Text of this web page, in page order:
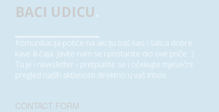
BACI UDICU
Komunikacija potiče na akciju baš kao i šalica dobre
kave ili čaja. Javite nam se i postanite dio ove priče. :)
Tu je i newsletter - pretplatite se i očekujte mjesečni
pregled naših aktivnosti direktno u vaš inbox.
CONTACT FORM